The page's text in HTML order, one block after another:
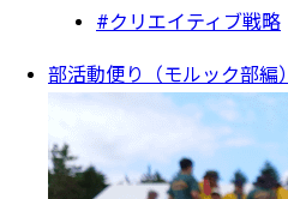
#クリエイティブ戦略
部活動便り（モルック部編）